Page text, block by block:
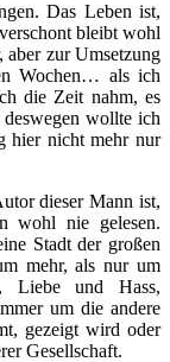
Das Leben ist,
bleibt wohl
zur Umsetzung
Wochen… als ich
die Zeit nahm, es
wollte ich
hier nicht mehr nur
dieser Mann ist,
wohl nie gelesen.
Stadt der großen
mehr, als nur um
Liebe und Hass,
um die andere
gezeigt wird oder
Gesellschaft.